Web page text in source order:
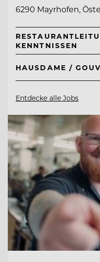
6290 Mayrhofen,
KENNTNISSEN
HAUSDAME /
Entdecke alle Jobs